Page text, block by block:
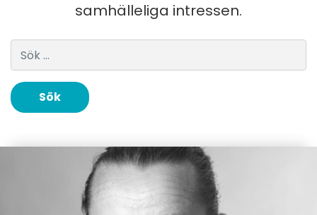
samhälleliga intressen.
Sök efter: